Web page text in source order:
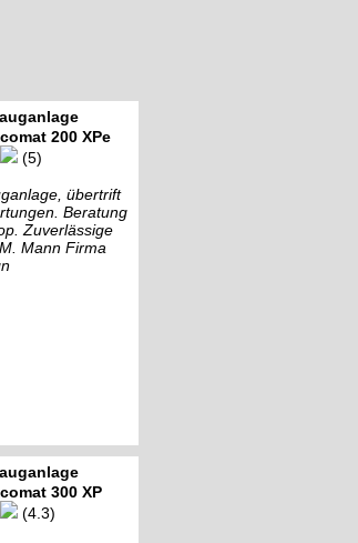
200 XPe
(5)
übertrift
Beratung
Zuverlässige
Mann Firma
300 XP
(4.3)